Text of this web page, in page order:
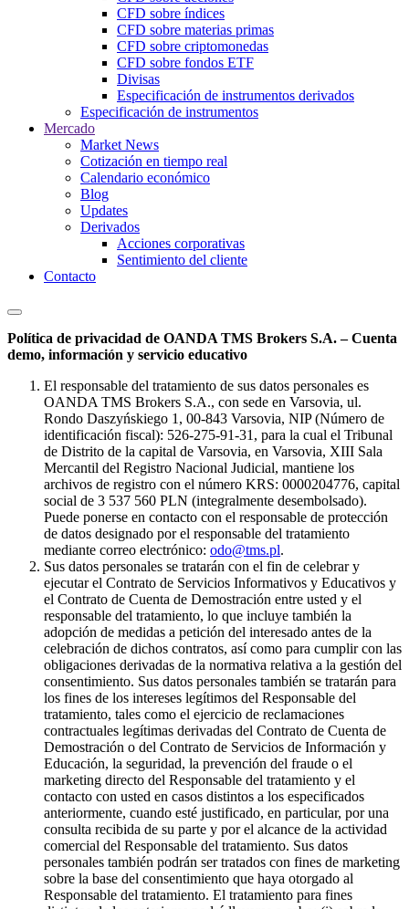
CFD sobre índices
CFD sobre materias primas
CFD sobre criptomonedas
CFD sobre fondos ETF
Divisas
Especificación de instrumentos derivados
Especificación de instrumentos
Mercado
Market News
Cotización en tiempo real
Calendario económico
Blog
Updates
Derivados
Acciones corporativas
Sentimiento del cliente
Contacto
Política de privacidad de OANDA TMS Brokers S.A. – Cuenta
demo, información y servicio educativo
El responsable del tratamiento de sus datos personales es
OANDA TMS Brokers S.A., con sede en Varsovia, ul.
Rondo Daszyńskiego 1, 00-843 Varsovia, NIP (Número de
identificación fiscal): 526-275-91-31, para la cual el Tribunal
de Distrito de la capital de Varsovia, en Varsovia, XIII Sala
Mercantil del Registro Nacional Judicial, mantiene los
archivos de registro con el número KRS: 0000204776, capital
social de 3 537 560 PLN (integralmente desembolsado).
Puede ponerse en contacto con el responsable de protección
de datos designado por el responsable del tratamiento
mediante correo electrónico: odo@tms.pl.
Sus datos personales se tratarán con el fin de celebrar y
ejecutar el Contrato de Servicios Informativos y Educativos y
el Contrato de Cuenta de Demostración entre usted y el
responsable del tratamiento, lo que incluye también la
adopción de medidas a petición del interesado antes de la
celebración de dichos contratos, así como para cumplir con las
obligaciones derivadas de la normativa relativa a la gestión del
consentimiento. Sus datos personales también se tratarán para
los fines de los intereses legítimos del Responsable del
tratamiento, tales como el ejercicio de reclamaciones
contractuales legítimas derivadas del Contrato de Cuenta de
Demostración o del Contrato de Servicios de Información y
Educación, la seguridad, la prevención del fraude o el
marketing directo del Responsable del tratamiento y el
contacto con usted en casos distintos a los especificados
anteriormente, cuando esté justificado, en particular, por una
consulta recibida de su parte y por el alcance de la actividad
comercial del Responsable del tratamiento. Sus datos
personales también podrán ser tratados con fines de marketing
sobre la base del consentimiento que haya otorgado al
Responsable del tratamiento. El tratamiento para fines